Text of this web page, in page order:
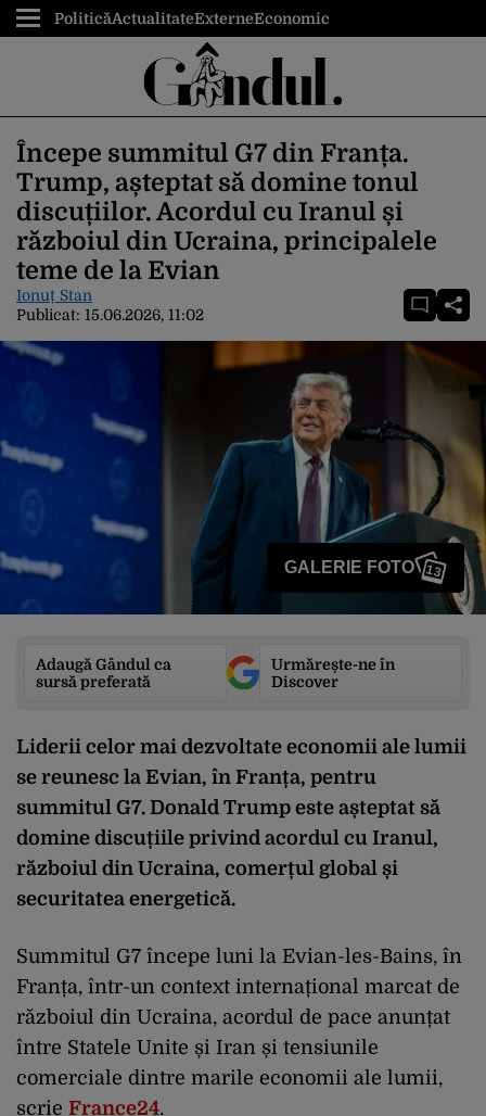
PoliticăActualitateExterneEconomic
Începe summitul G7 din Franța.
Trump, așteptat să domine tonul
discuțiilor. Acordul cu Iranul și
războiul din Ucraina, principalele
teme de la Evian
Ionuț Stan
Publicat: 15.06.2026, 11:02
GALERIE FOTO 13
Adaugă Gândul ca
sursă preferată
Urmărește-ne în
Discover
Liderii celor mai dezvoltate economii ale lumii
se reunesc la Evian, în Franța, pentru
summitul G7. Donald Trump este așteptat să
domine discuțiile privind acordul cu Iranul,
războiul din Ucraina, comerțul global și
securitatea energetică.
Summitul G7 începe luni la Evian-les-Bains, în
Franța, într-un context internațional marcat de
războiul din Ucraina, acordul de pace anunțat
între Statele Unite și Iran și tensiunile
comerciale dintre marile economii ale lumii,
scrie France24.